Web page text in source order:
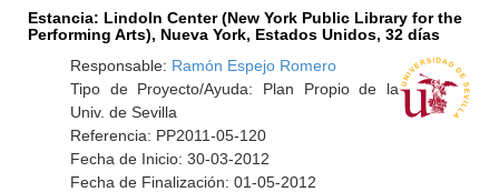
Estancia: Lindoln Center (New York Public Library for the
Performing Arts), Nueva York, Estados Unidos, 32 días
Responsable: Ramón Espejo Romero
Tipo de Proyecto/Ayuda: Plan Propio de la
Univ. de Sevilla
Referencia: PP2011-05-120
Fecha de Inicio: 30-03-2012
Fecha de Finalización: 01-05-2012